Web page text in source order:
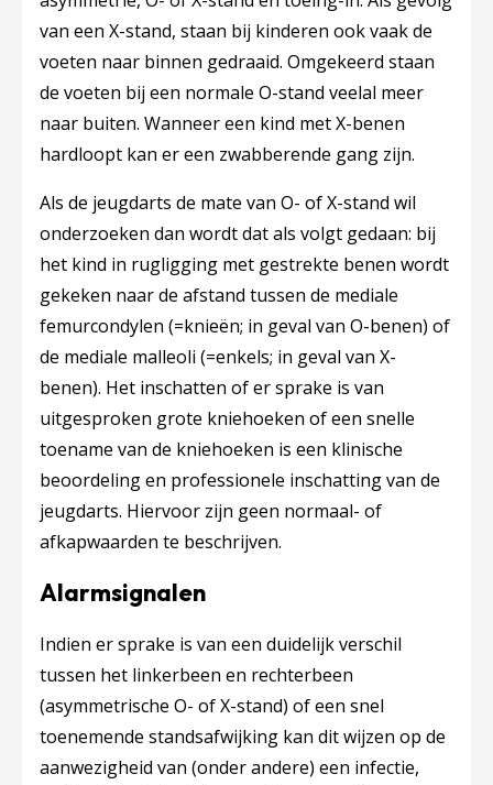
van een X-stand, staan bij kinderen ook vaak de
voeten naar binnen gedraaid. Omgekeerd staan
de voeten bij een normale O-stand veelal meer
naar buiten. Wanneer een kind met X-benen
hardloopt kan er een zwabberende gang zijn.
Als de jeugdarts de mate van O- of X-stand wil
onderzoeken dan wordt dat als volgt gedaan: bij
het kind in rugligging met gestrekte benen wordt
gekeken naar de afstand tussen de mediale
femurcondylen (=knieën; in geval van O-benen) of
de mediale malleoli (=enkels; in geval van X-
benen). Het inschatten of er sprake is van
uitgesproken grote kniehoeken of een snelle
toename van de kniehoeken is een klinische
beoordeling en professionele inschatting van de
jeugdarts. Hiervoor zijn geen normaal- of
afkapwaarden te beschrijven.
Alarmsignalen
Indien er sprake is van een duidelijk verschil
tussen het linkerbeen en rechterbeen
(asymmetrische O- of X-stand) of een snel
toenemende standsafwijking kan dit wijzen op de
aanwezigheid van (onder andere) een infectie,